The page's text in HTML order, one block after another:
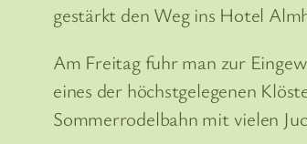
gestärkt den Weg ins Hotel
Am Freitag fuhr man zur
eines der höchstgelegenen
Sommerrodelbahn mit vielen